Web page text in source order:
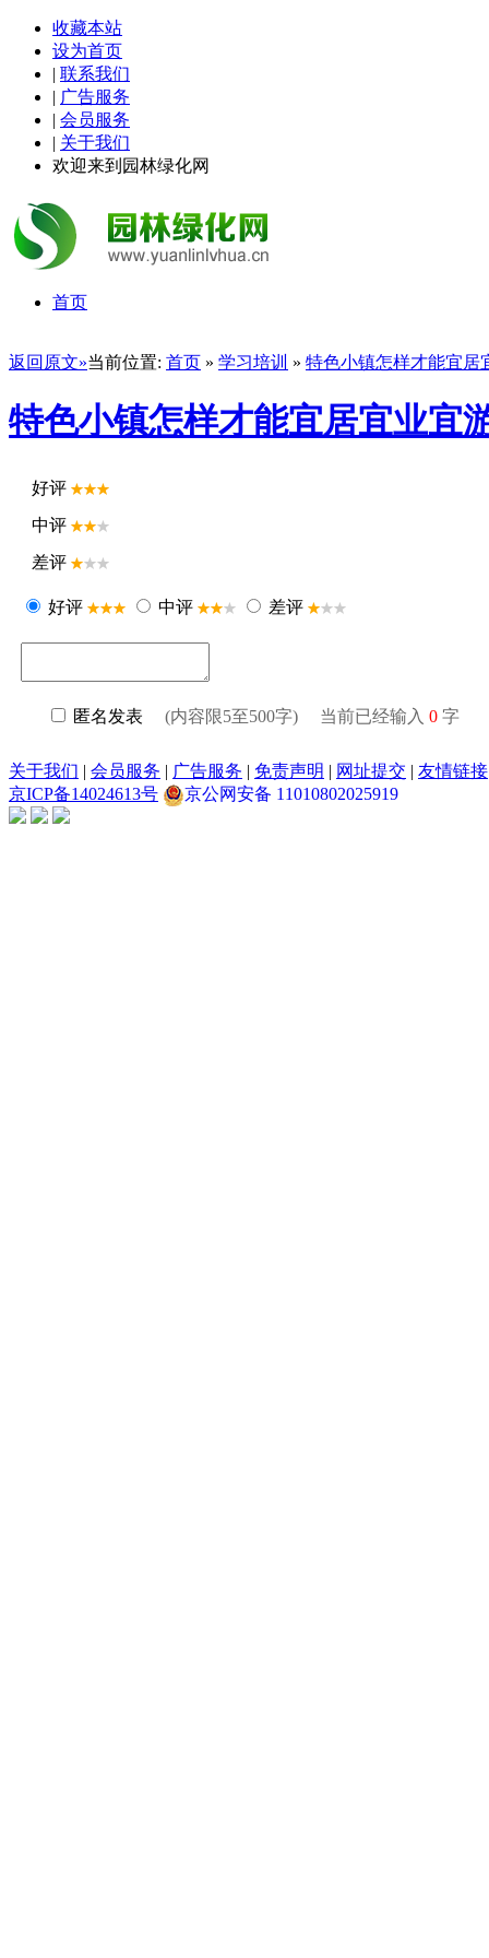
收藏本站
设为首页
| 联系我们
| 广告服务
| 会员服务
| 关于我们
欢迎来到园林绿化网
首页
返回原文»当前位置: 首页 » 学习培训 » 特色小镇怎样才能宜居
特色小镇怎样才能宜居宜业宜
好评
中评
差评
好评 中评 差评
匿名发表 (内容限5至500字) 当前已经输入 0 字
关于我们 | 会员服务 | 广告服务 | 免责声明 | 网址提交 | 友情链接
京ICP备14024613号
京公网安备 11010802025919